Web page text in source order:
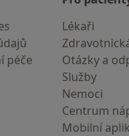
péče
Lékaři
Otázky a
Služby
Nemoci
Centrum
Mobilní